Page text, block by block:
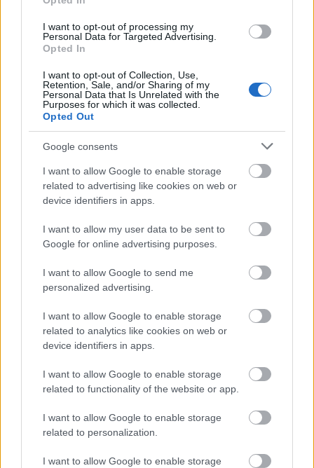
I want to opt-out of processing my
Personal Data for Targeted Advertising.
Opted In
I want to opt-out of Collection, Use,
Retention, Sale, and/or Sharing of my
Personal Data that Is Unrelated with the
Purposes for which it was collected.
Opted Out
Google consents
I want to allow Google to enable storage
related to advertising like cookies on web or
device identifiers in apps.
I want to allow my user data to be sent to
Google for online advertising purposes.
I want to allow Google to send me
personalized advertising.
I want to allow Google to enable storage
related to analytics like cookies on web or
device identifiers in apps.
I want to allow Google to enable storage
related to functionality of the website or app.
I want to allow Google to enable storage
related to personalization.
I want to allow Google to enable storage
várandósság időszakában könnyen kapcsolódni
” A módszer lényege is ebben áll, hiszen a
kismamák a gyermekükhöz és a hozzá fűződő
érzésekhez kapcsolódnak a relaxáció alatt.
foglalkozás relaxációval kezdődik, ezt követően
kezdünk el kommunikálni a magzattal. Ez a
párbeszéd sokféleképpen történhet: képekben,
gondolatokban, fényekben, testérzetekben.
Ezeken keresztül segítjük az anyát, hogy
kapcsolódjon a kicsihez, vagy hogy felismerje
azokat a nehézséget, amelyek miatt kevésbé tud
kapcsolódni hozzá, és ezáltal ismeri meg jobban
önmagát és gyermekét” - mondja Barabás Anna,
majd egy szemléletes példát említ.
magzat kapcsolat olyan, mint egy fonál az anya
és a magzat között, amin csomók vannak
(nehézségek, elakadások a kapcsolatban), ezeket a
csomókat pedig az ülések során tudjuk közösen
kibogozni a kismamákkal.